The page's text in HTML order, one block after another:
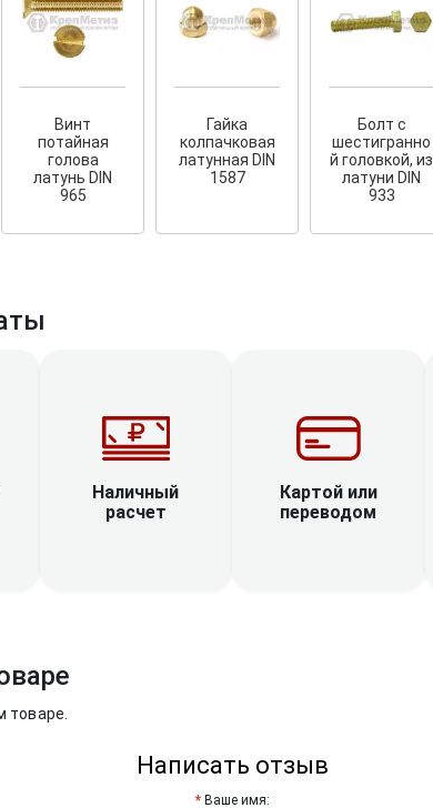
Винт
потайная
голова
латунь DIN
965
Гайка
колпачковая
латунная DIN
1587
Болт с
шестигранно
й головкой, из
латуни DIN
933
Наличный
расчет
Картой или
переводом
товаре.
Написать отзыв
Ваше имя: